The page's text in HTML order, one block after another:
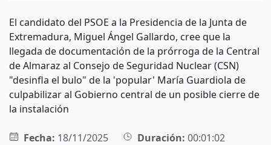
El candidato del PSOE a la Presidencia de la Junta de
Extremadura, Miguel Ángel Gallardo, cree que la
llegada de documentación de la prórroga de la Central
de Almaraz al Consejo de Seguridad Nuclear (CSN)
"desinfla el bulo" de la 'popular' María Guardiola de
culpabilizar al Gobierno central de un posible cierre de
la instalación
Fecha: 18/11/2025 Duración: 00:01:02